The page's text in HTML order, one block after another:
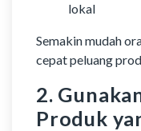
lokal
Semakin mudah
cepat peluang
2.
Produk